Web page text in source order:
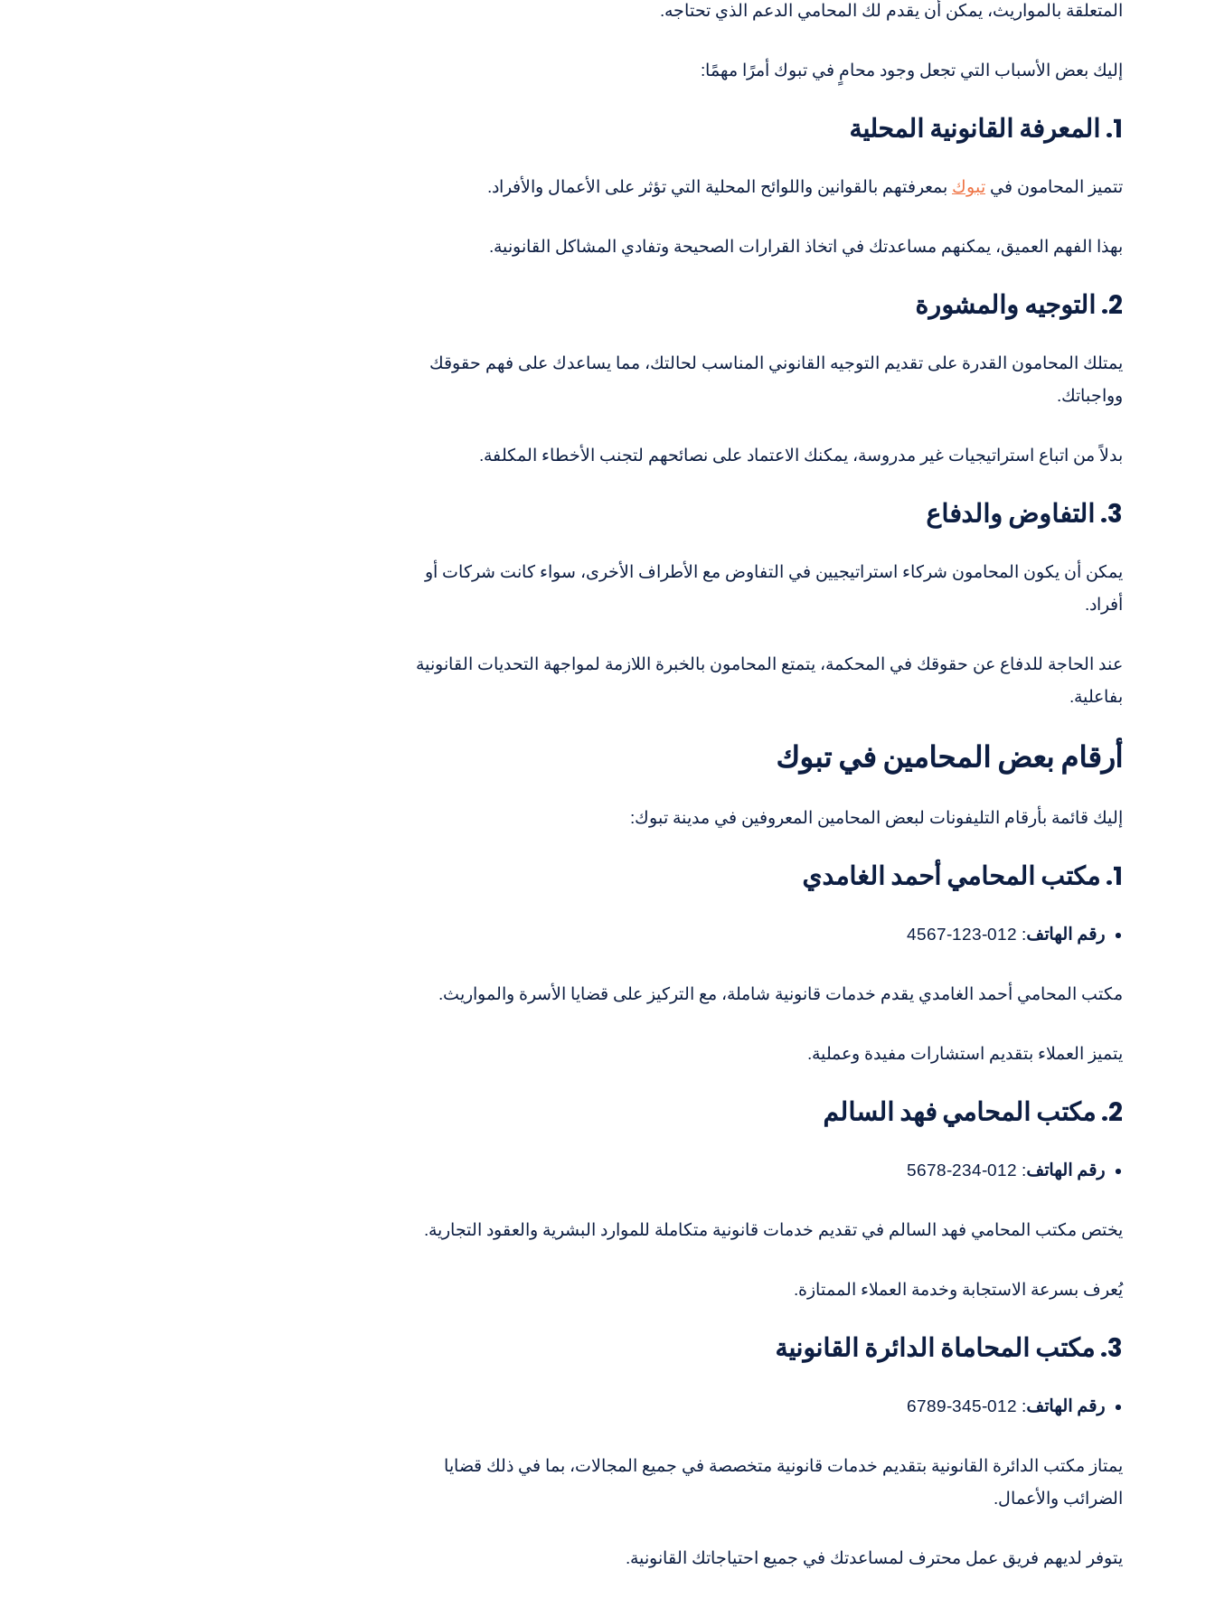
المتعلقة بالمواريث، يمكن أن يقدم لك المحامي الدعم الذي تحتاجه.
إليك بعض الأسباب التي تجعل وجود محامٍ في تبوك أمرًا مهمًا:
1. المعرفة القانونية المحلية
تتميز المحامون في تبوك بمعرفتهم بالقوانين واللوائح المحلية التي تؤثر على الأعمال والأفراد.
بهذا الفهم العميق، يمكنهم مساعدتك في اتخاذ القرارات الصحيحة وتفادي المشاكل القانونية.
2. التوجيه والمشورة
يمتلك المحامون القدرة على تقديم التوجيه القانوني المناسب لحالتك، مما يساعدك على فهم حقوقك
وواجباتك.
بدلاً من اتباع استراتيجيات غير مدروسة، يمكنك الاعتماد على نصائحهم لتجنب الأخطاء المكلفة.
3. التفاوض والدفاع
يمكن أن يكون المحامون شركاء استراتيجيين في التفاوض مع الأطراف الأخرى، سواء كانت شركات أو
أفراد.
عند الحاجة للدفاع عن حقوقك في المحكمة، يتمتع المحامون بالخبرة اللازمة لمواجهة التحديات القانونية
بفاعلية.
أرقام بعض المحامين في تبوك
إليك قائمة بأرقام التليفونات لبعض المحامين المعروفين في مدينة تبوك:
1. مكتب المحامي أحمد الغامدي
رقم الهاتف: 012-123-4567
مكتب المحامي أحمد الغامدي يقدم خدمات قانونية شاملة، مع التركيز على قضايا الأسرة والمواريث.
يتميز العملاء بتقديم استشارات مفيدة وعملية.
2. مكتب المحامي فهد السالم
رقم الهاتف: 012-234-5678
يختص مكتب المحامي فهد السالم في تقديم خدمات قانونية متكاملة للموارد البشرية والعقود التجارية.
يُعرف بسرعة الاستجابة وخدمة العملاء الممتازة.
3. مكتب المحاماة الدائرة القانونية
رقم الهاتف: 012-345-6789
يمتاز مكتب الدائرة القانونية بتقديم خدمات قانونية متخصصة في جميع المجالات، بما في ذلك قضايا
الضرائب والأعمال.
يتوفر لديهم فريق عمل محترف لمساعدتك في جميع احتياجاتك القانونية.